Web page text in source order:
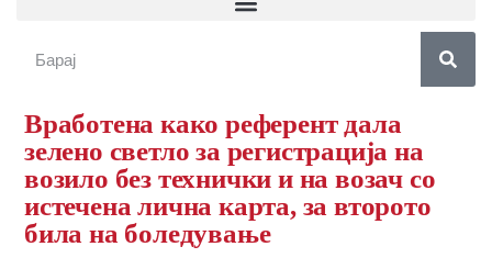
Вработена како референт дала
зелено светло за регистрација на
возило без технички и на возач со
истечена лична карта, за второто
била на боледување